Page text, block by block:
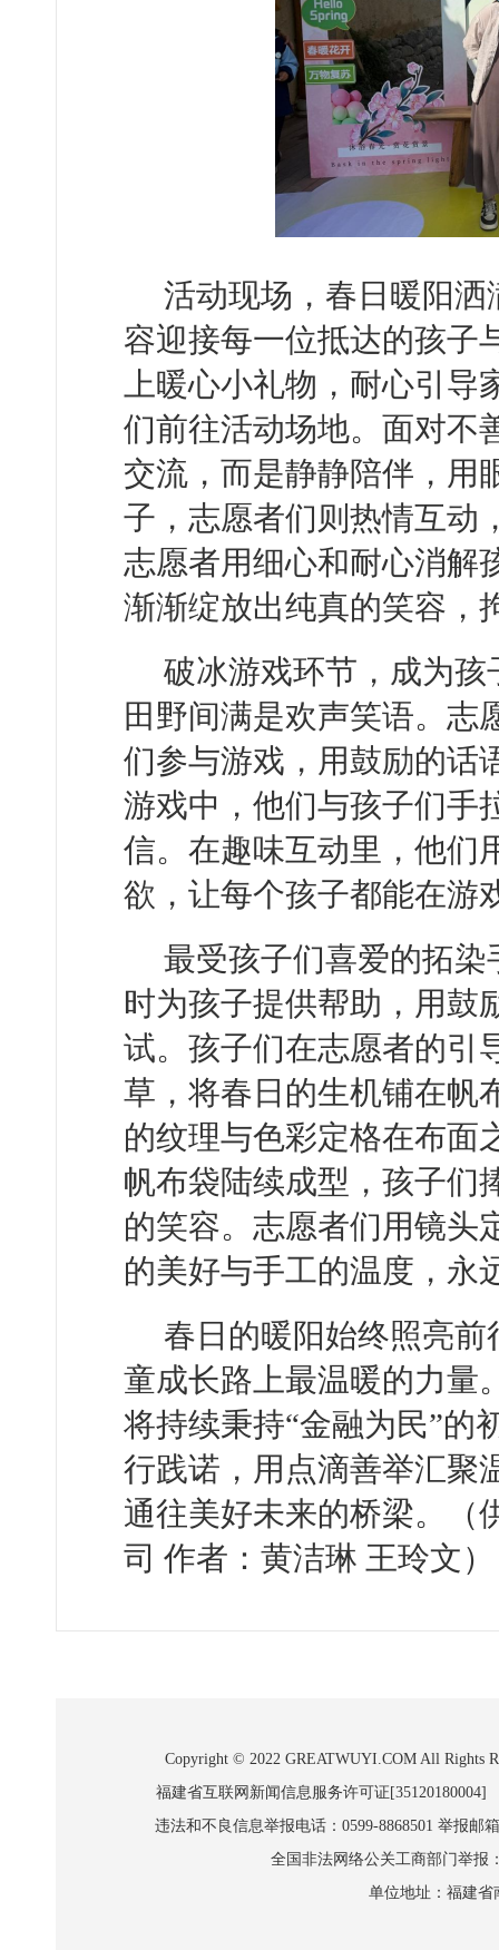
活动现场，春日暖阳
容迎接每一位抵达的孩子
上暖心小礼物，耐心引
们前往活动场地。面对不
交流，而是静静陪伴，用
子，志愿者们则热情互动
志愿者用细心和耐心消解
渐渐绽放出纯真的笑容，
破冰游戏环节，成为
田野间满是欢声笑语。志
们参与游戏，用鼓励的话
游戏中，他们与孩子们手
信。在趣味互动里，他们
欲，让每个孩子都能在游
最受孩子们喜爱的拓
时为孩子提供帮助，用鼓
试。孩子们在志愿者的引
草，将春日的生机铺在帆
的纹理与色彩定格在布面
帆布袋陆续成型，孩子们
的笑容。志愿者们用镜头
的美好与手工的温度，永
春日的暖阳始终照亮
童成长路上最温暖的力量
将持续秉持“金融为民”的
行践诺，用点滴善举汇聚
通往美好未来的桥梁。（
司 作者：黄洁琳 王玲文）
Copyright © 2022 GREATWUYI.COM All Rights
福建省互联网新闻信息服务许可证
违法和不良信息举报电话：0599-8868501 举报邮
全国非法网络公关工商部门举报
单位地址：福建省